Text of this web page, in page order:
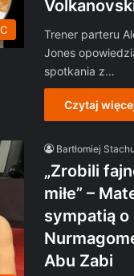
Trener parteru
Jones
spotkania z…
Czytaj
Bartłomiej
„Zrobili
miłe” –
sympatią o
Abu Zabi